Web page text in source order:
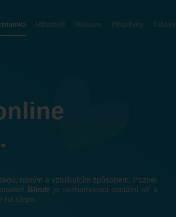
Uživatelé Diskuze Příspěvky Články
novým a vzrušujícím způsobem. Poznej
Blindr je seznamovací sociální síť s
na slepo.